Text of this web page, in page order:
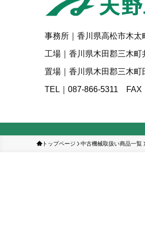
事務所｜香川県高松市木太
工場｜香川県木田郡三木
置場｜香川県木田郡三木
TEL｜ 087-866-5311 FAX
トップページ 中古機械取扱い商品一覧